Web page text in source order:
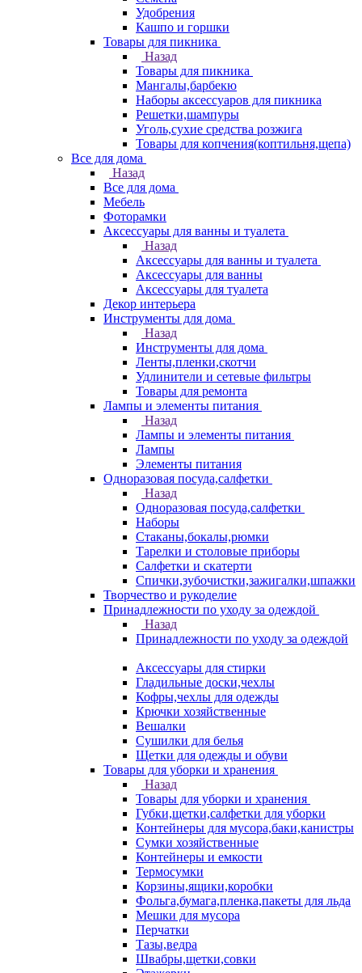
Удобрения
Кашпо и горшки
Товары для пикника
Назад
Товары для пикника
Мангалы,барбекю
Наборы аксессуаров для пикника
Решетки,шампуры
Уголь,сухие средства розжига
Товары для копчения(коптильня,щепа)
Все для дома
Назад
Все для дома
Мебель
Фоторамки
Аксессуары для ванны и туалета
Назад
Аксессуары для ванны и туалета
Аксессуары для ванны
Аксессуары для туалета
Декор интерьера
Инструменты для дома
Назад
Инструменты для дома
Ленты,пленки,скотчи
Удлинители и сетевые фильтры
Товары для ремонта
Лампы и элементы питания
Назад
Лампы и элементы питания
Лампы
Элементы питания
Одноразовая посуда,салфетки
Назад
Одноразовая посуда,салфетки
Наборы
Стаканы,бокалы,рюмки
Тарелки и столовые приборы
Салфетки и скатерти
Спички,зубочистки,зажигалки,шпажки
Творчество и рукоделие
Принадлежности по уходу за одеждой
Назад
Принадлежности по уходу за одеждой
Аксессуары для стирки
Гладильные доски,чехлы
Кофры,чехлы для одежды
Крючки хозяйственные
Вешалки
Сушилки для белья
Щетки для одежды и обуви
Товары для уборки и хранения
Назад
Товары для уборки и хранения
Губки,щетки,салфетки для уборки
Контейнеры для мусора,баки,канистры
Сумки хозяйственные
Контейнеры и емкости
Термосумки
Корзины,ящики,коробки
Фольга,бумага,пленка,пакеты для льда
Мешки для мусора
Перчатки
Тазы,ведра
Швабры,щетки,совки